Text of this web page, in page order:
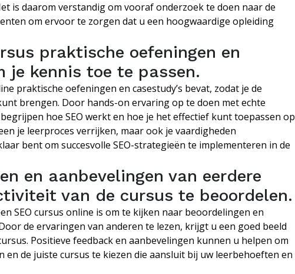
is daarom verstandig om vooraf onderzoek te doen naar de
om ervoor te zorgen dat u een hoogwaardige opleiding
praktische oefeningen en
je kennis toe te passen.
praktische oefeningen en casestudy’s bevat, zodat je de
brengen. Door hands-on ervaring op te doen met echte
hoe SEO werkt en hoe je het effectief kunt toepassen op
je leerproces verrijken, maar ook je vaardigheden
bent om succesvolle SEO-strategieën te implementeren in de
en aanbevelingen van eerdere
van de cursus te beoordelen.
SEO cursus online is om te kijken naar beoordelingen en
de ervaringen van anderen te lezen, krijgt u een goed beeld
Positieve feedback en aanbevelingen kunnen u helpen om
en de juiste cursus te kiezen die aansluit bij uw leerbehoeften en